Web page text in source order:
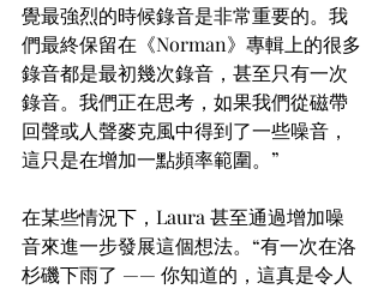
覺最強烈的時候錄音是非常重要的。我
們最終保留在《Norman》專輯上的很多
錄音都是最初幾次錄音，甚至只有一次
錄音。我們正在思考，如果我們從磁帶
回聲或人聲麥克風中得到了一些噪音，
這只是在增加一點頻率範圍。”
在某些情況下，Laura 甚至通過增加噪
音來進一步發展這個想法。“有一次在洛
杉磯下雨了 —— 你知道的，這真是令人